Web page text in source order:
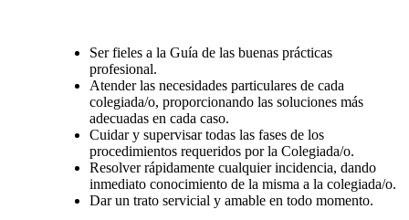
Ser fieles a la Guía de las buenas prácticas
profesional.
Atender las necesidades particulares de cada
colegiada/o, proporcionando las soluciones más
adecuadas en cada caso.
Cuidar y supervisar todas las fases de los
procedimientos requeridos por la Colegiada/o.
Resolver rápidamente cualquier incidencia, dando
inmediato conocimiento de la misma a la colegiada/o.
Dar un trato servicial y amable en todo momento.